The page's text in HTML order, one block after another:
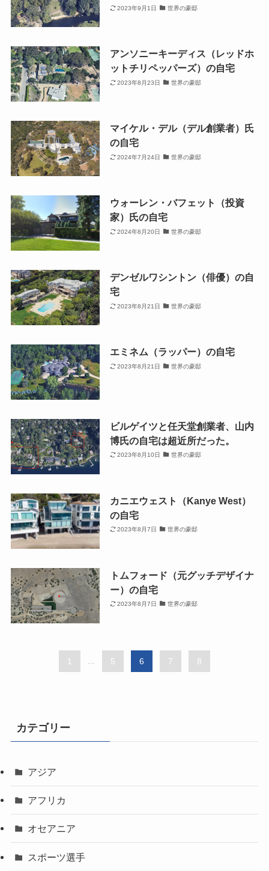
2023年9月1日 世界の豪邸
アンソニーキーディス（レッドホ
ットチリペッパーズ）の自宅
2023年8月23日 世界の豪邸
マイケル・デル（デル創業者）氏
の自宅
2024年7月24日 世界の豪邸
ウォーレン・バフェット（投資
家）氏の自宅
2024年8月20日 世界の豪邸
デンゼルワシントン（俳優）の自
宅
2023年8月21日 世界の豪邸
エミネム（ラッパー）の自宅
2023年8月21日 世界の豪邸
ビルゲイツと任天堂創業者、山内
博氏の自宅は超近所だった。
2023年8月10日 世界の豪邸
カニエウェスト（Kanye West）
の自宅
2023年8月7日 世界の豪邸
トムフォード（元グッチデザイナ
ー）の自宅
2023年8月7日 世界の豪邸
1 5 6 7 8
カテゴリー
アジア
アフリカ
オセアニア
スポーツ選手